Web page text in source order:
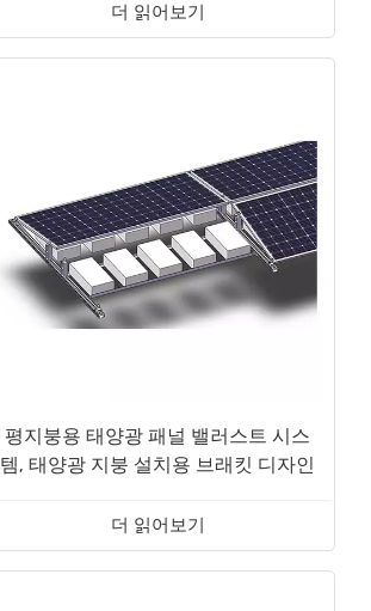
더 읽어보기
평지붕용 태양광 패널 밸러스트 시스
템, 태양광 지붕 설치용 브래킷 디자인
더 읽어보기